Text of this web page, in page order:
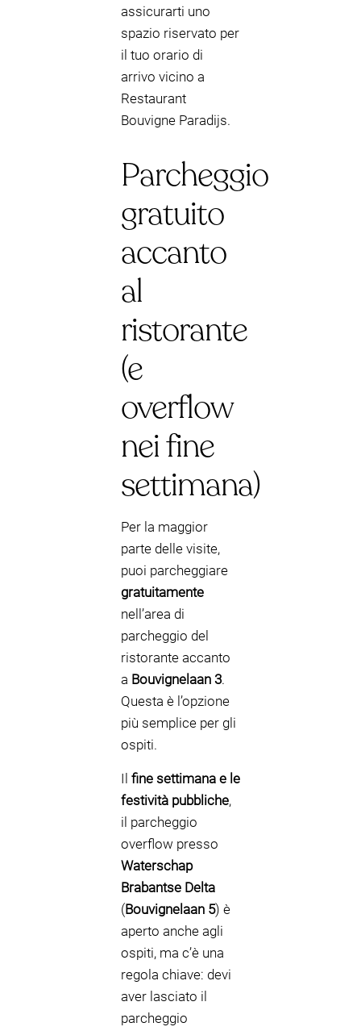
assicurarti uno
spazio riservato per
il tuo orario di
arrivo vicino a
Restaurant
Bouvigne Paradijs.
Parcheggio
gratuito
accanto
al
ristorante
(e
overflow
nei fine
settimana)
Per la maggior
parte delle visite,
puoi parcheggiare
gratuitamente
nell’area di
parcheggio del
ristorante accanto
a Bouvignelaan 3.
Questa è l’opzione
più semplice per gli
ospiti.
Il fine settimana e le
festività pubbliche,
il parcheggio
overflow presso
Waterschap
Brabantse Delta
(Bouvignelaan 5) è
aperto anche agli
ospiti, ma c’è una
regola chiave: devi
aver lasciato il
parcheggio